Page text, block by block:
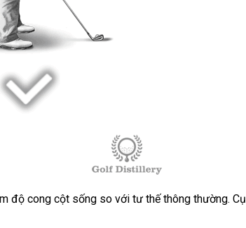
độ cong cột sống so với tư thế thông thường. Cụ